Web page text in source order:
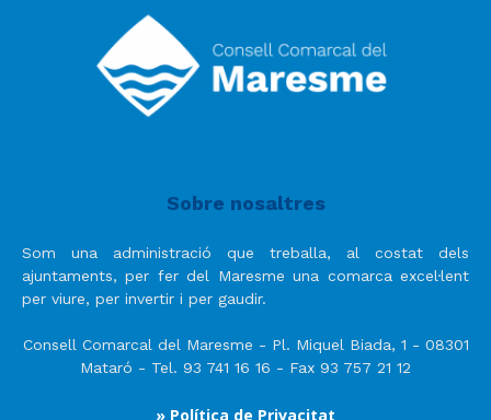
Sobre nosaltres
Som una administració que treballa, al costat dels
ajuntaments, per fer del Maresme una comarca excel·lent
per viure, per invertir i per gaudir.
Consell Comarcal del Maresme - Pl. Miquel Biada, 1 - 08301
Mataró - Tel. 93 741 16 16 - Fax 93 757 21 12
» Política de Privacitat